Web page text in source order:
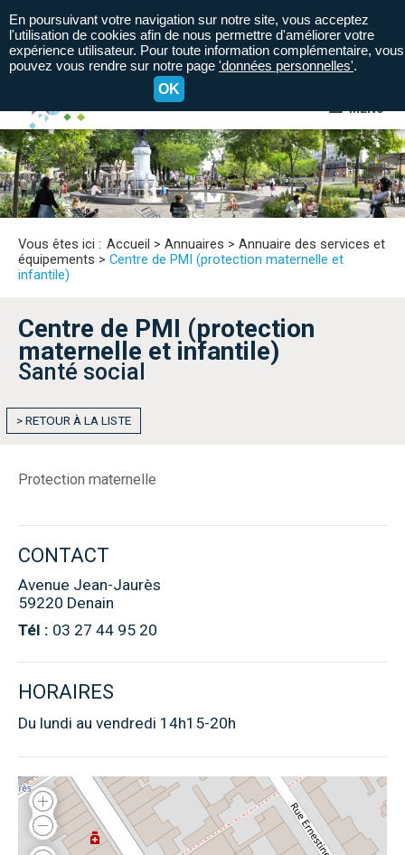
MENU
A= A- A+
Vous êtes ici : Accueil > Annuaires > Annuaire des services et
équipements > Centre de PMI (protection maternelle et
infantile)
Centre de PMI (protection
maternelle et infantile)
Santé social
> RETOUR À LA LISTE
Protection maternelle
CONTACT
Avenue Jean-Jaurès
59220 Denain
Tél : 03 27 44 95 20
HORAIRES
Du lundi au vendredi 14h15-20h
En poursuivant votre navigation sur notre site, vous acceptez
l'utilisation de cookies afin de nous permettre d'améliorer votre
expérience utilisateur. Pour toute information complémentaire, vous
pouvez vous rendre sur notre page 'données personnelles'.
OK